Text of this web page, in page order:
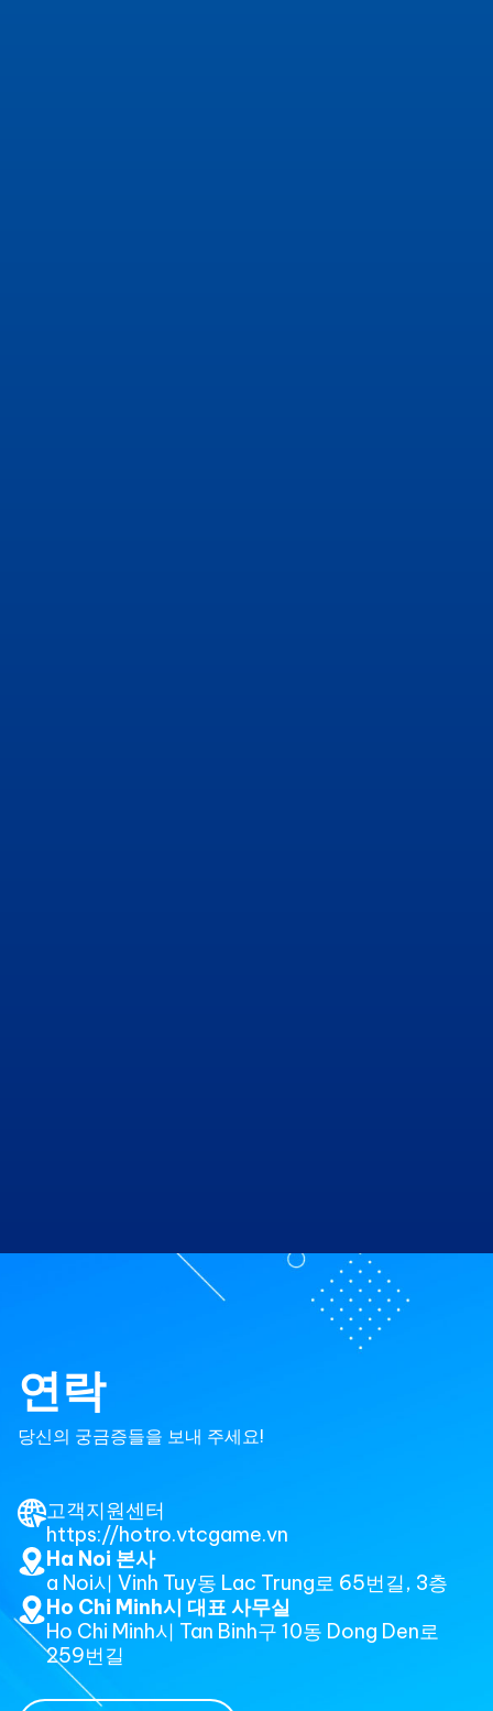
연락
당신의 궁금증들을 보내 주세요!
고객지원센터
https://hotro.vtcgame.vn
Ha Noi 본사
a Noi시 Vinh Tuy동 Lac Trung로 65번길, 3층
Ho Chi Minh시 대표 사무실
Ho Chi Minh시 Tan Binh구 10동 Dong Den로
259번길